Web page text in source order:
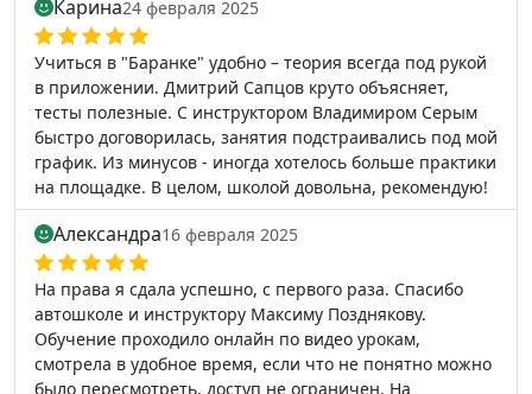
Карина24 февраля 2025
Учиться в "Баранке" удобно – теория всегда под рукой
в приложении. Дмитрий Сапцов круто объясняет,
тесты полезные. С инструктором Владимиром Серым
быстро договорилась, занятия подстраивались под мой
график. Из минусов - иногда хотелось больше практики
на площадке. В целом, школой довольна, рекомендую!
Александра16 февраля 2025
На права я сдала успешно, с первого раза. Спасибо
автошколе и инструктору Максиму Позднякову.
Обучение проходило онлайн по видео урокам,
смотрела в удобное время, если что не понятно можно
было пересмотреть, доступ не ограничен. На